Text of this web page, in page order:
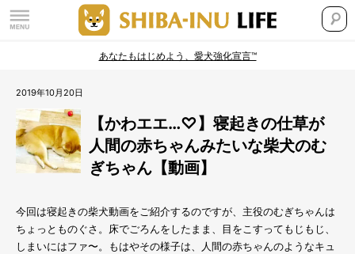
あなたもはじめよう、愛犬強化宣言™
2019年10月20日
【かわエエ…♡】寝起きの仕草が
人間の赤ちゃんみたいな柴犬のむ
ぎちゃん【動画】
今回は寝起きの柴犬動画をご紹介するのですが、主役のむぎちゃんは
ちょっとものぐさ。床でごろんをしたまま、目をこすってもじもじ、
しまいにはファ〜。もはやその様子は、人間の赤ちゃんのようなキュ